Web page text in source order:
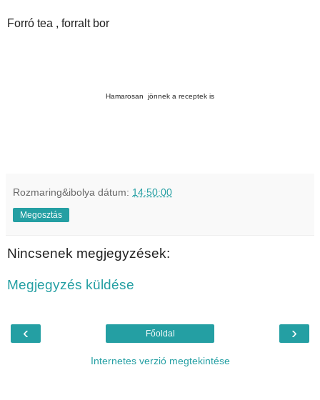
Forró tea , forralt bor
Hamarosan jönnek a receptek is
Rozmaring&ibolya dátum: 14:50:00
Megosztás
Nincsenek megjegyzések:
Megjegyzés küldése
‹ ›
Főoldal
Internetes verzió megtekintése